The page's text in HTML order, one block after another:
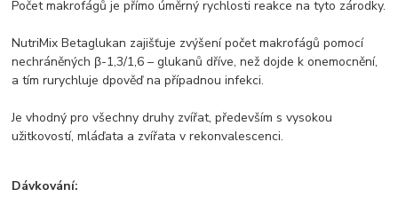
Počet makrofágů je přímo úměrný rychlosti reakce na tyto zárodky.
NutriMix Betaglukan zajišťuje zvýšení počet makrofágů pomocí
nechráněných β-1,3/1,6 – glukanů dříve, než dojde k onemocnění,
a tím rurychluje dpověď na případnou infekci.
Je vhodný pro všechny druhy zvířat, především s vysokou
užitkovostí, mláďata a zvířata v rekonvalescenci.
Dávkování: